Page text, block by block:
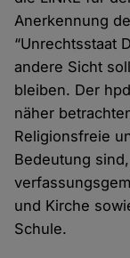
Anerkennung
“Unrechtsstaat
andere Sicht
bleiben. Der
näher
Religionsfreie
Bedeutung
und Kirche
Schule.